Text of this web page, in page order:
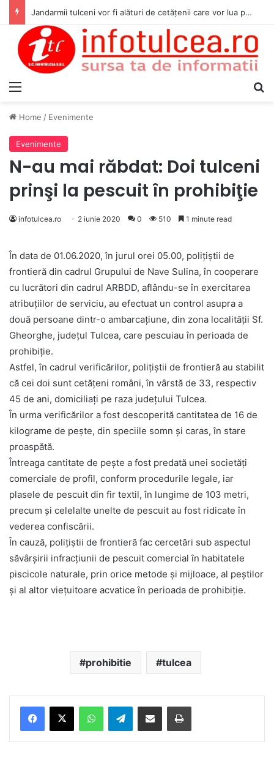
Jandarmii tulceni vor fi alături de cetățenii care vor lua parte la Festivalul Folk Țestos
Home / Evenimente
Evenimente
N-au mai răbdat: Doi tulceni
prinşi la pescuit în prohibiţie
infotulcea.ro 2 iunie 2020 0 510 1 minute read
În data de 01.06.2020, în jurul orei 05.00, poliţiştii de
frontieră din cadrul Grupului de Nave Sulina, în cooperare
cu lucrători din cadrul ARBDD, aflându-se în exercitarea
atribuțiilor de serviciu, au efectuat un control asupra a
două persoane dintr-o ambarcațiune, din zona localității Sf.
Gheorghe, județul Tulcea, care pescuiau în perioada de
prohibiţie.
Astfel, în cadrul verificărilor, poliţiştii de frontieră au stabilit
că cei doi sunt cetățeni români, în vârstă de 33, respectiv
45 de ani, domiciliați pe raza județului Tulcea.
În urma verificărilor a fost descoperită cantitatea de 16 de
kilograme de peşte, din speciile somn şi caras, în stare
proaspătă.
Întreaga cantitate de peşte a fost predată unei societăţi
comerciale de profil, conform procedurile legale, iar
plasele de pescuit din fir textil, în lungime de 103 metri,
precum şi celelalte unelte de pescuit au fost ridicate în
vederea confiscării.
În cauză, poliţiştii de frontieră fac cercetări sub aspectul
săvârşirii infracţiunii de pescuit comercial în habitatele
piscicole naturale, prin orice metode și mijloace, al peștilor
și al altor viețuitoare acvatice în perioada de prohibiție.
prohibitie tulcea
Telegram